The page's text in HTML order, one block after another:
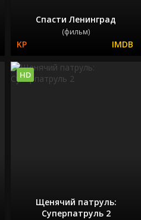
Спасти Ленинград
(фильм)
Щенячий патруль:
Суперпатруль 2
HD